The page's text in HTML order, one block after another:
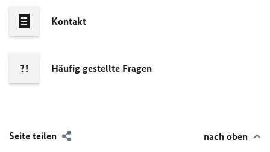
Kontakt
Häufig gestellte Fragen
Seite teilen nach oben